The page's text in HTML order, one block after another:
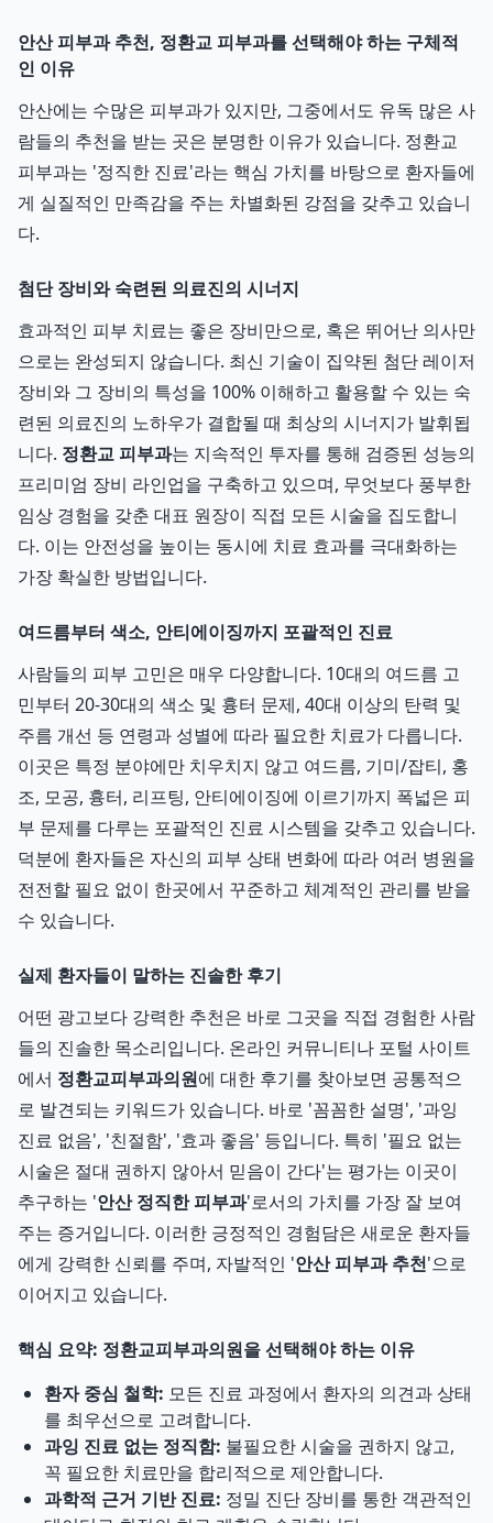
안산 피부과 추천, 정환교 피부과를 선택해야 하는 구체적
인 이유
안산에는 수많은 피부과가 있지만, 그중에서도 유독 많은 사
람들의 추천을 받는 곳은 분명한 이유가 있습니다. 정환교
피부과는 '정직한 진료'라는 핵심 가치를 바탕으로 환자들에
게 실질적인 만족감을 주는 차별화된 강점을 갖추고 있습니
다.
첨단 장비와 숙련된 의료진의 시너지
효과적인 피부 치료는 좋은 장비만으로, 혹은 뛰어난 의사만
으로는 완성되지 않습니다. 최신 기술이 집약된 첨단 레이저
장비와 그 장비의 특성을 100% 이해하고 활용할 수 있는 숙
련된 의료진의 노하우가 결합될 때 최상의 시너지가 발휘됩
니다. 정환교 피부과는 지속적인 투자를 통해 검증된 성능의
프리미엄 장비 라인업을 구축하고 있으며, 무엇보다 풍부한
임상 경험을 갖춘 대표 원장이 직접 모든 시술을 집도합니
다. 이는 안전성을 높이는 동시에 치료 효과를 극대화하는
가장 확실한 방법입니다.
여드름부터 색소, 안티에이징까지 포괄적인 진료
사람들의 피부 고민은 매우 다양합니다. 10대의 여드름 고
민부터 20-30대의 색소 및 흉터 문제, 40대 이상의 탄력 및
주름 개선 등 연령과 성별에 따라 필요한 치료가 다릅니다.
이곳은 특정 분야에만 치우치지 않고 여드름, 기미/잡티, 홍
조, 모공, 흉터, 리프팅, 안티에이징에 이르기까지 폭넓은 피
부 문제를 다루는 포괄적인 진료 시스템을 갖추고 있습니다.
덕분에 환자들은 자신의 피부 상태 변화에 따라 여러 병원을
전전할 필요 없이 한곳에서 꾸준하고 체계적인 관리를 받을
수 있습니다.
실제 환자들이 말하는 진솔한 후기
어떤 광고보다 강력한 추천은 바로 그곳을 직접 경험한 사람
들의 진솔한 목소리입니다. 온라인 커뮤니티나 포털 사이트
에서 정환교피부과의원에 대한 후기를 찾아보면 공통적으
로 발견되는 키워드가 있습니다. 바로 '꼼꼼한 설명', '과잉
진료 없음', '친절함', '효과 좋음' 등입니다. 특히 '필요 없는
시술은 절대 권하지 않아서 믿음이 간다'는 평가는 이곳이
추구하는 '안산 정직한 피부과'로서의 가치를 가장 잘 보여
주는 증거입니다. 이러한 긍정적인 경험담은 새로운 환자들
에게 강력한 신뢰를 주며, 자발적인 '안산 피부과 추천'으로
이어지고 있습니다.
핵심 요약: 정환교피부과의원을 선택해야 하는 이유
환자 중심 철학: 모든 진료 과정에서 환자의 의견과 상태
를 최우선으로 고려합니다.
과잉 진료 없는 정직함: 불필요한 시술을 권하지 않고,
꼭 필요한 치료만을 합리적으로 제안합니다.
과학적 근거 기반 진료: 정밀 진단 장비를 통한 객관적인